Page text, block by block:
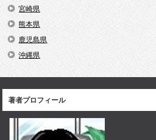
宮崎県
熊本県
鹿児島県
沖縄県
著者プロフィール